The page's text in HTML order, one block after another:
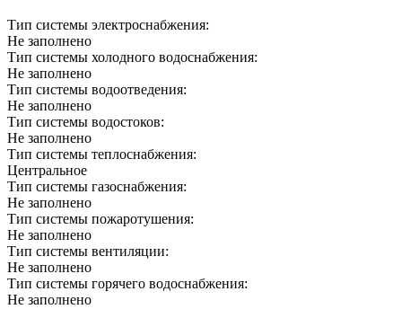
Тип системы электроснабжения:
Не заполнено
Тип системы холодного водоснабжения:
Не заполнено
Тип системы водоотведения:
Не заполнено
Тип системы водостоков:
Не заполнено
Тип системы теплоснабжения:
Центральное
Тип системы газоснабжения:
Не заполнено
Тип системы пожаротушения:
Не заполнено
Тип системы вентиляции:
Не заполнено
Тип системы горячего водоснабжения:
Не заполнено